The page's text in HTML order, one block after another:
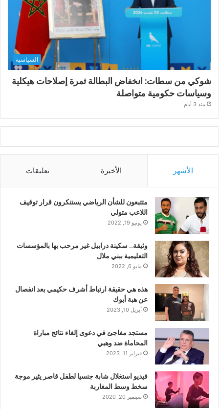
السياسية
شوكي من سطات: انخفاض البطالة ثمرة إصلاحات هيكلية
وسياسات حكومية متواصلة
منذ 3 أيام
الأشهر الأخيرة تعليقات
متتبعون للشأن الرياضي يستنكرون قرار توقيف
اللاعب متولي
يونيو 19, 2022
وثيقة.. سكينة درابيل غير مرحب بها بالمؤسسات
التعليمية ببني ملال
مايو 6, 2022
هذه هي حقيقة ارتباط أشرف حكيمي بعد انفصال
عن هبة أبوك
أبريل 10, 2023
مستجد مفاجئ في دعوى إلغاء نتائج مباراة
المحاماة ضد وهبي
فبراير 11, 2023
فيديو استغلال شابة جنسيا لطفل قاصر يثير موجة
سخط وسط المغاربة
سبتمبر 20, 2020